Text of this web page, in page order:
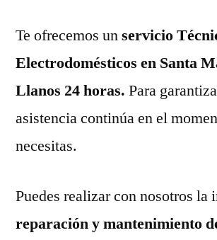
Te ofrecemos unservicio
Electrodomésticos en Santa
Llanos 24 horas. Para
asistencia continúa en el
necesitas.
Puedes realizar con nosotros la
reparación y mantenimiento